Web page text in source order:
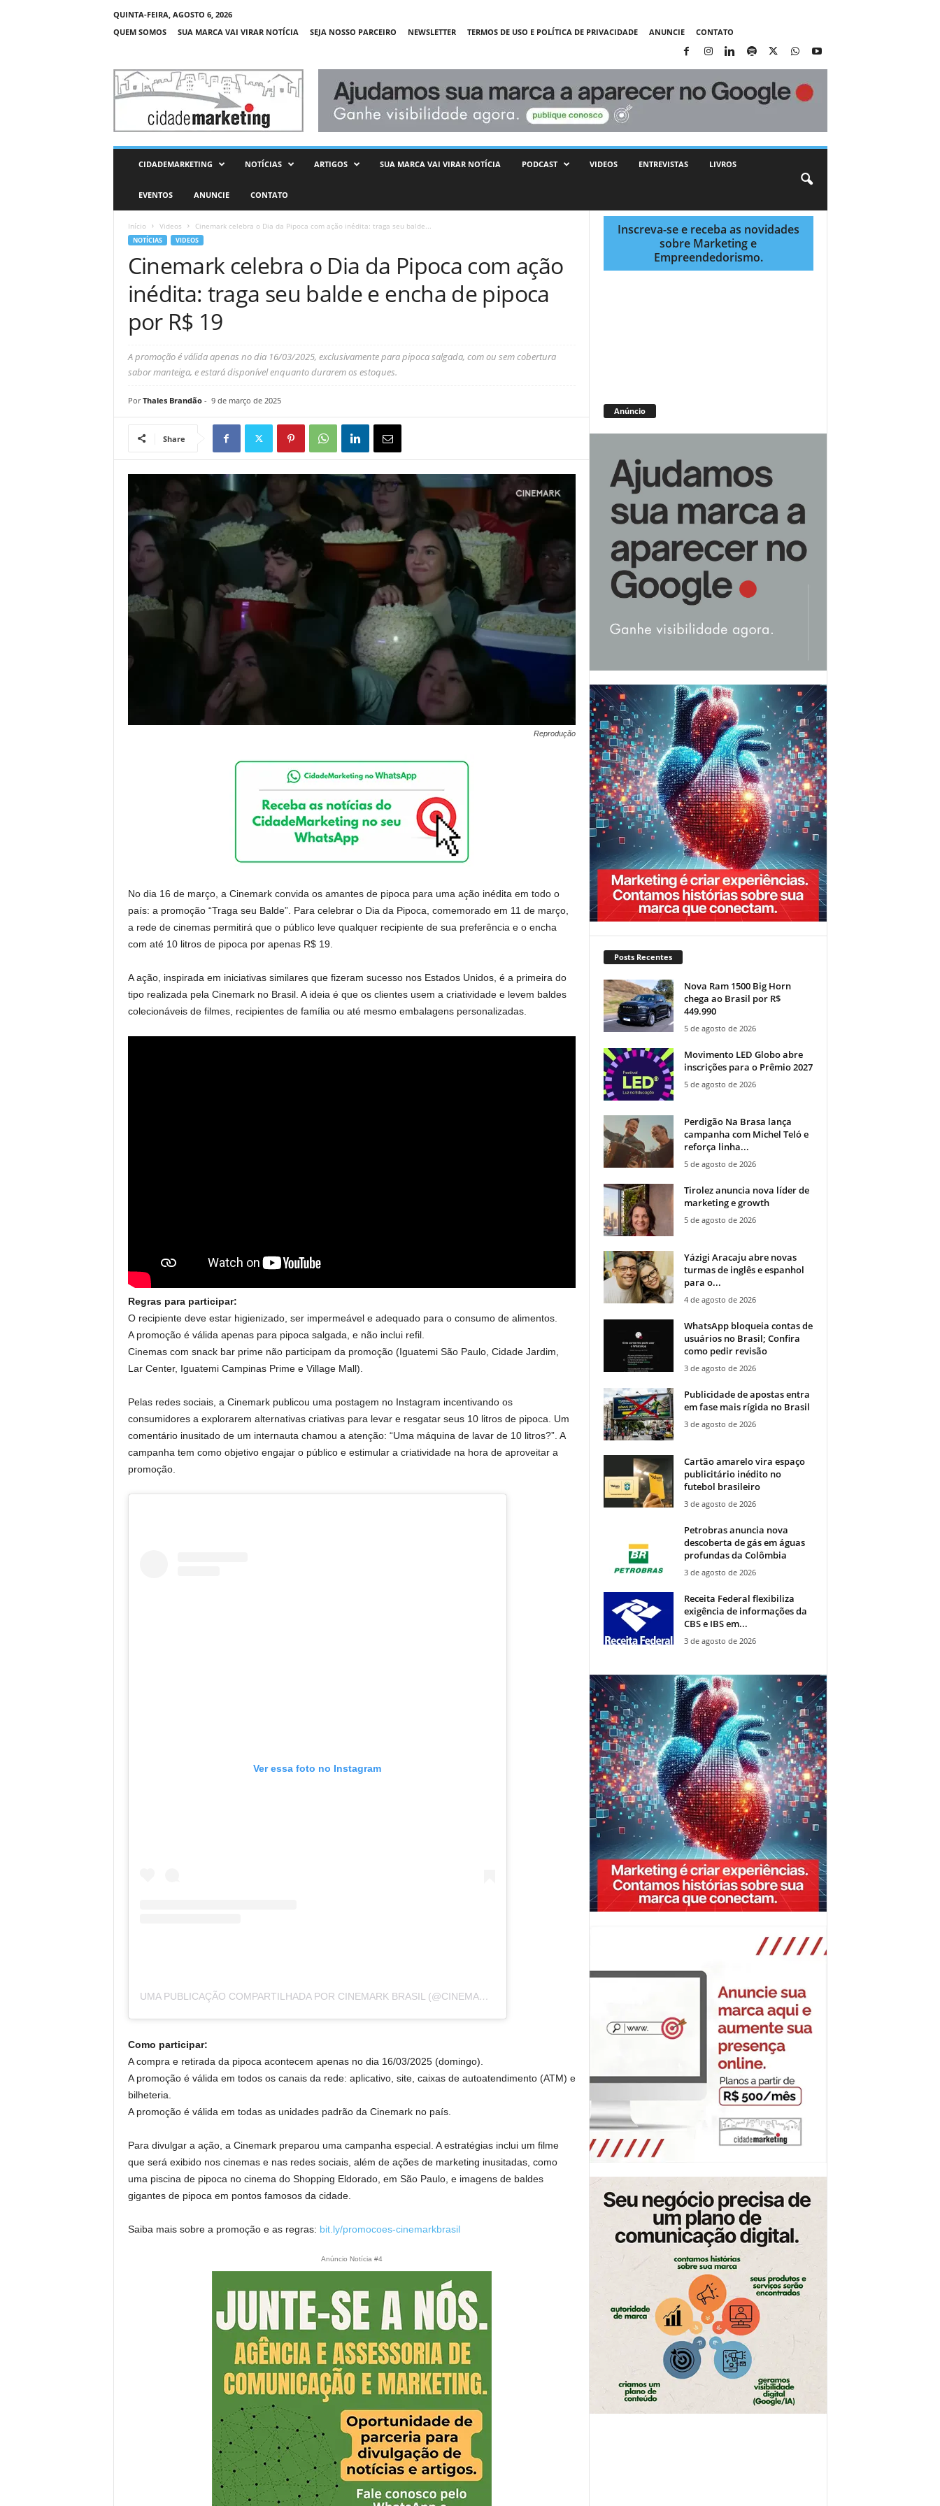
QUINTA-FEIRA, AGOSTO 6, 2026
QUEM SOMOS
SUA MARCA VAI VIRAR NOTÍCIA SEJA NOSSO PARCEIRO NEWSLETTER TERMOS DE USO E POLÍTICA DE PRIVACIDADE ANUNCIE CONTATO
C
d
CIDADEMARKETING NOTÍCIAS ARTIGOS SUA MARCA VAI VIRAR NOTÍCIA PODCAST VIDEOS ENTREVISTAS LIVROS
EVENTOS ANUNCIE CONTATO
Início Videos Cinemark celebra o Dia da Pipoca com ação inédita: traga seu balde...
NOTÍCIAS VIDEOS
Cinemark celebra o Dia da Pipoca com ação
inédita: traga seu balde e encha de pipoca
por R$ 19
A promoção é válida apenas no dia 16/03/2025, exclusivamente para pipoca salgada, com ou sem cobertura
sabor manteiga, e estará disponível enquanto durarem os estoques.
Por Thales Brandão- 9 de março de 2025
Share
Reprodução
No dia 16 de março, a Cinemark convida os amantes de pipoca para uma ação inédita em todo o
país: a promoção “Traga seu Balde”. Para celebrar o Dia da Pipoca, comemorado em 11 de março,
a rede de cinemas permitirá que o público leve qualquer recipiente de sua preferência e o encha
com até 10 litros de pipoca por apenas R$ 19.
A ação, inspirada em iniciativas similares que fizeram sucesso nos Estados Unidos, é a primeira do
tipo realizada pela Cinemark no Brasil. A ideia é que os clientes usem a criatividade e levem baldes
colecionáveis de filmes, recipientes de família ou até mesmo embalagens personalizadas.
Regras para participar:
O recipiente deve estar higienizado, ser impermeável e adequado para o consumo de alimentos.
A promoção é válida apenas para pipoca salgada, e não inclui refil.
Cinemas com snack bar prime não participam da promoção (Iguatemi São Paulo, Cidade Jardim,
Lar Center, Iguatemi Campinas Prime e Village Mall).
Pelas redes sociais, a Cinemark publicou uma postagem no Instagram incentivando os
consumidores a explorarem alternativas criativas para levar e resgatar seus 10 litros de pipoca. Um
comentário inusitado de um internauta chamou a atenção: “Uma máquina de lavar de 10 litros?”. A
campanha tem como objetivo engajar o público e estimular a criatividade na hora de aproveitar a
promoção.
Ver essa foto no Instagram
UMA PUBLICAÇÃO COMPARTILHADA POR CINEMARK BRASIL (@CINEMARKOFICIAL)
Como participar:
A compra e retirada da pipoca acontecem apenas no dia 16/03/2025 (domingo).
A promoção é válida em todos os canais da rede: aplicativo, site, caixas de autoatendimento (ATM) e
bilheteria.
A promoção é válida em todas as unidades padrão da Cinemark no país.
Para divulgar a ação, a Cinemark preparou uma campanha especial. A estratégias inclui um filme
que será exibido nos cinemas e nas redes sociais, além de ações de marketing inusitadas, como
uma piscina de pipoca no cinema do Shopping Eldorado, em São Paulo, e imagens de baldes
gigantes de pipoca em pontos famosos da cidade.
Saiba mais sobre a promoção e as regras: bit.ly/promocoes-cinemarkbrasil
Anúncio Notícia #4
Inscreva-se e receba as novidades
sobre Marketing e
Empreendedorismo.
Anúncio
Posts Recentes
Nova Ram 1500 Big Horn
chega ao Brasil por R$
449.990
5 de agosto de 2026
Movimento LED Globo abre
inscrições para o Prêmio 2027
5 de agosto de 2026
Perdigão Na Brasa lança
campanha com Michel Teló e
reforça linha...
5 de agosto de 2026
Tirolez anuncia nova líder de
marketing e growth
5 de agosto de 2026
Yázigi Aracaju abre novas
turmas de inglês e espanhol
para o...
4 de agosto de 2026
WhatsApp bloqueia contas de
usuários no Brasil; Confira
como pedir revisão
3 de agosto de 2026
Publicidade de apostas entra
em fase mais rígida no Brasil
3 de agosto de 2026
Cartão amarelo vira espaço
publicitário inédito no
futebol brasileiro
3 de agosto de 2026
Petrobras anuncia nova
descoberta de gás em águas
profundas da Colômbia
3 de agosto de 2026
Receita Federal flexibiliza
exigência de informações da
CBS e IBS em...
3 de agosto de 2026